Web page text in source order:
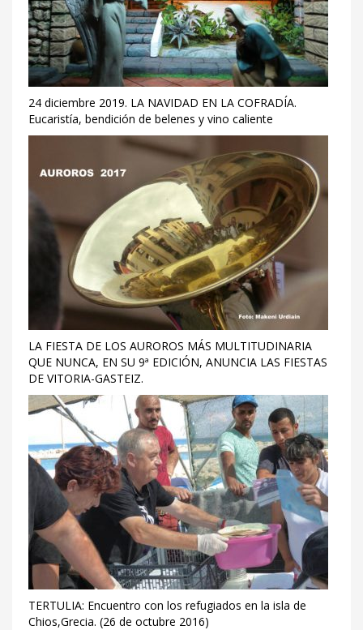
24 diciembre 2019. LA NAVIDAD EN LA COFRADÍA.
Eucaristía, bendición de belenes y vino caliente
LA FIESTA DE LOS AUROROS MÁS MULTITUDINARIA
QUE NUNCA, EN SU 9ª EDICIÓN, ANUNCIA LAS FIESTAS
DE VITORIA-GASTEIZ.
TERTULIA: Encuentro con los refugiados en la isla de
Chios,Grecia. (26 de octubre 2016)